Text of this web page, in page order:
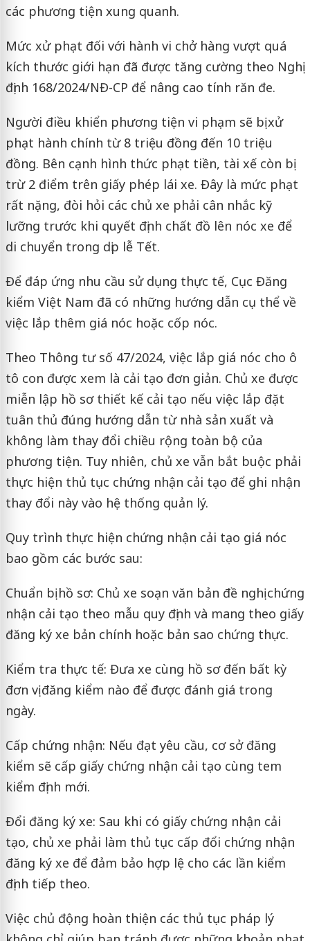
các phương tiện xung quanh.
Mức xử phạt đối với hành vi chở hàng vượt quá
kích thước giới hạn đã được tăng cường theo Nghị
định 168/2024/NĐ-CP để nâng cao tính răn đe.
Người điều khiển phương tiện vi phạm sẽ bị xử
phạt hành chính từ 8 triệu đồng đến 10 triệu
đồng. Bên cạnh hình thức phạt tiền, tài xế còn bị
trừ 2 điểm trên giấy phép lái xe. Đây là mức phạt
rất nặng, đòi hỏi các chủ xe phải cân nhắc kỹ
lưỡng trước khi quyết định chất đồ lên nóc xe để
di chuyển trong dịp lễ Tết.
Để đáp ứng nhu cầu sử dụng thực tế, Cục Đăng
kiểm Việt Nam đã có những hướng dẫn cụ thể về
việc lắp thêm giá nóc hoặc cốp nóc.
Theo Thông tư số 47/2024, việc lắp giá nóc cho ô
tô con được xem là cải tạo đơn giản. Chủ xe được
miễn lập hồ sơ thiết kế cải tạo nếu việc lắp đặt
tuân thủ đúng hướng dẫn từ nhà sản xuất và
không làm thay đổi chiều rộng toàn bộ của
phương tiện. Tuy nhiên, chủ xe vẫn bắt buộc phải
thực hiện thủ tục chứng nhận cải tạo để ghi nhận
thay đổi này vào hệ thống quản lý.
Quy trình thực hiện chứng nhận cải tạo giá nóc
bao gồm các bước sau:
Chuẩn bị hồ sơ: Chủ xe soạn văn bản đề nghị chứng
nhận cải tạo theo mẫu quy định và mang theo giấy
đăng ký xe bản chính hoặc bản sao chứng thực.
Kiểm tra thực tế: Đưa xe cùng hồ sơ đến bất kỳ
đơn vị đăng kiểm nào để được đánh giá trong
ngày.
Cấp chứng nhận: Nếu đạt yêu cầu, cơ sở đăng
kiểm sẽ cấp giấy chứng nhận cải tạo cùng tem
kiểm định mới.
Đổi đăng ký xe: Sau khi có giấy chứng nhận cải
tạo, chủ xe phải làm thủ tục cấp đổi chứng nhận
đăng ký xe để đảm bảo hợp lệ cho các lần kiểm
định tiếp theo.
Việc chủ động hoàn thiện các thủ tục pháp lý